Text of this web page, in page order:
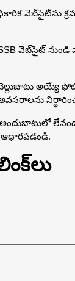
వెబ్‌సైట్‌ను
వెబ్‌సైట్ నుండి
అయ్యే ఫోటో